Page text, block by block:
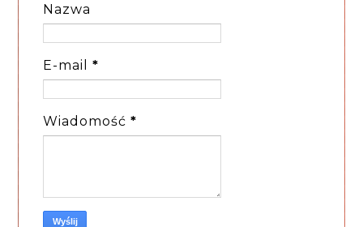
Nazwa
E-mail*
Wiadomość*